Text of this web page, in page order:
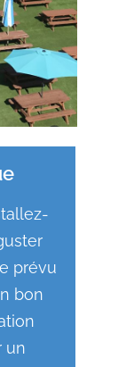
prévu
bon
un